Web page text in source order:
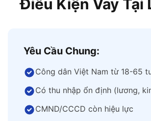
Điều Kiện Vay Tại
Yêu Cầu Chung:
Công dân Việt Nam từ 18-65
Có thu nhập ổn định (lương,
CMND/CCCD còn hiệu lực